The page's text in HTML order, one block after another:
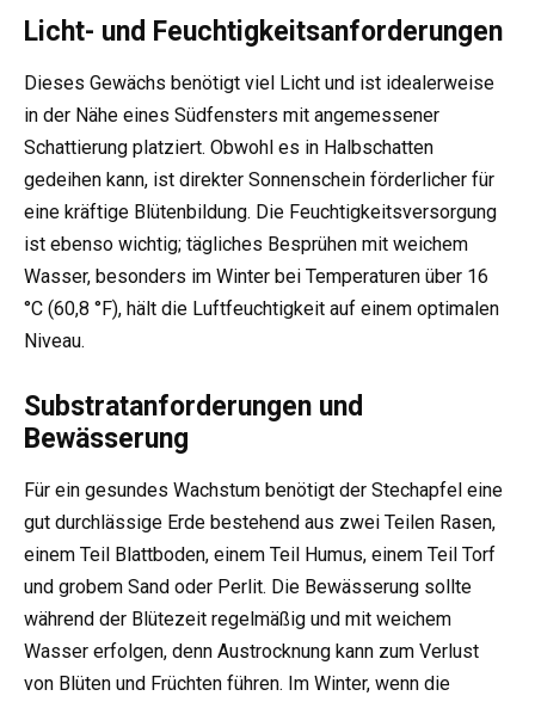
Licht- und Feuchtigkeitsanforderungen
Dieses Gewächs benötigt viel Licht und ist idealerweise
in der Nähe eines Südfensters mit angemessener
Schattierung platziert. Obwohl es in Halbschatten
gedeihen kann, ist direkter Sonnenschein förderlicher für
eine kräftige Blütenbildung. Die Feuchtigkeitsversorgung
ist ebenso wichtig; tägliches Besprühen mit weichem
Wasser, besonders im Winter bei Temperaturen über 16
°C (60,8 °F), hält die Luftfeuchtigkeit auf einem optimalen
Niveau.
Substratanforderungen und
Bewässerung
Für ein gesundes Wachstum benötigt der Stechapfel eine
gut durchlässige Erde bestehend aus zwei Teilen Rasen,
einem Teil Blattboden, einem Teil Humus, einem Teil Torf
und grobem Sand oder Perlit. Die Bewässerung sollte
während der Blütezeit regelmäßig und mit weichem
Wasser erfolgen, denn Austrocknung kann zum Verlust
von Blüten und Früchten führen. Im Winter, wenn die